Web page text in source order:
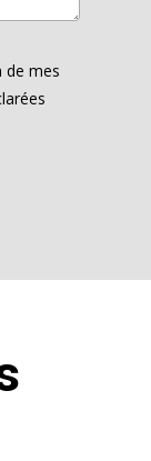
de mes